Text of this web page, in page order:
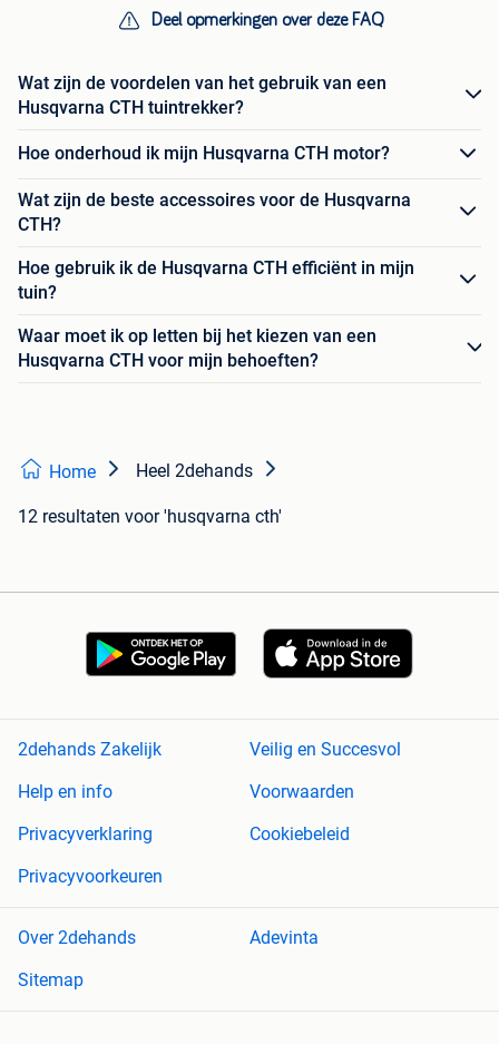
Deel opmerkingen over deze FAQ
Wat zijn de voordelen van het gebruik van een
Husqvarna CTH tuintrekker?
Hoe onderhoud ik mijn Husqvarna CTH motor?
Wat zijn de beste accessoires voor de Husqvarna
CTH?
Hoe gebruik ik de Husqvarna CTH efficiënt in mijn
tuin?
Waar moet ik op letten bij het kiezen van een
Husqvarna CTH voor mijn behoeften?
Home Heel 2dehands
12 resultaten voor 'husqvarna cth'
2dehands Zakelijk
Veilig en Succesvol
Help en info
Voorwaarden
Privacyverklaring
Cookiebeleid
Privacyvoorkeuren
Over 2dehands
Adevinta
Sitemap